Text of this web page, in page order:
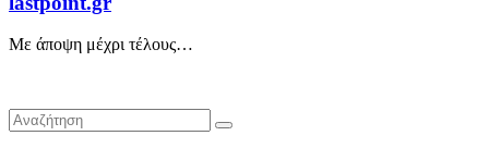
Με άποψη μέχρι τέλους…